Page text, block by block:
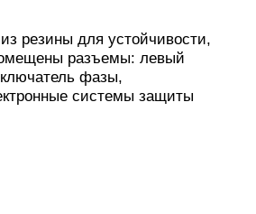
резины для устойчивости,
разъемы: левый
фазы,
системы защиты